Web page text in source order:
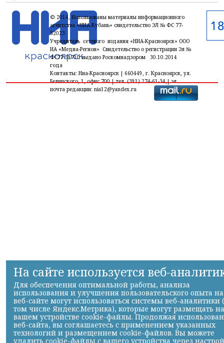
© 2014, Использованы материалы информационного
агентства «НИА-Кубань» свидетельство ЭЛ № ФС 77-
52023
Учредитель сетевого издания «НИА-Красноярск» ООО
ИА «Медиа-Регион» Свидетельство о регистрации Эл №
ФС77-59710 выдано Роскомнадзором 30.10.2014
года
Контакты: Ниа-Красноярск | 660449, г. Красноярск, ул.
Белинского, 1, офис 700 | тел. (391) 274-61-34,| эл.
почта редакции: nia12@yandex.ru
На сайте используется веб-
Для обеспечения оптимальной работы, анализа
использования и улучшения пользовательского опыта на
веб-сайте могут использоваться системы веб-аналитики
том числе Яндекс.Метрика), которые могут размещать на
вашем устройстве cookie-файлы. Продолжая
веб-сайта, вы соглашаетесь с применением указанных
технологий и размещением cookie-файлов. Вы можете
удалить cookie-файлы с вашего устройства через